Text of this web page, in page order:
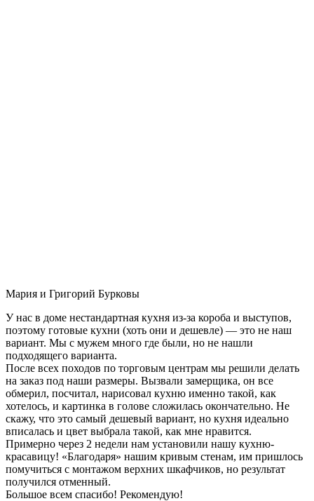
Мария и Григорий Бурковы
У нас в доме нестандартная кухня из-за короба и выступов,
поэтому готовые кухни (хоть они и дешевле) — это не наш
вариант. Мы с мужем много где были, но не нашли
подходящего варианта.
После всех походов по торговым центрам мы решили делать
на заказ под наши размеры. Вызвали замерщика, он все
обмерил, посчитал, нарисовал кухню именно такой, как
хотелось, и картинка в голове сложилась окончательно. Не
скажу, что это самый дешевый вариант, но кухня идеально
вписалась и цвет выбрала такой, как мне нравится.
Примерно через 2 недели нам установили нашу кухню-
красавицу! «Благодаря» нашим кривым стенам, им пришлось
помучиться с монтажом верхних шкафчиков, но результат
получился отменный.
Большое всем спасибо! Рекомендую!